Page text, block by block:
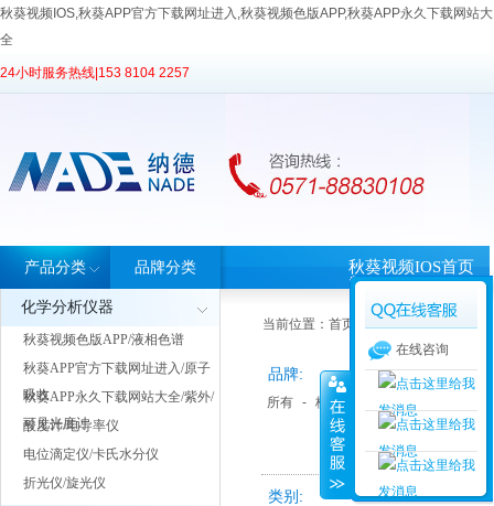
秋葵视频IOS,秋葵APP官方下载网址进入,秋葵视频色版APP,秋葵APP永久下载网站大
全
24小时服务热线| 153 8104 2257
产品分类
化学分析仪器
秋葵视频色版APP/液相色谱
秋葵APP官方下载网址进入/原子
吸收
秋葵APP永久下载网站大全/紫外/
可见光度计
酸度计/电导率仪
电位滴定仪/卡氏水分仪
折光仪/旋光仪
品牌分类 秋葵视频IOS首页
当前位置： 首页 >产品中心> 产品分类
品牌:
所有 - 格瑞德曼 - 宝德仪器
类别:
在线咨询